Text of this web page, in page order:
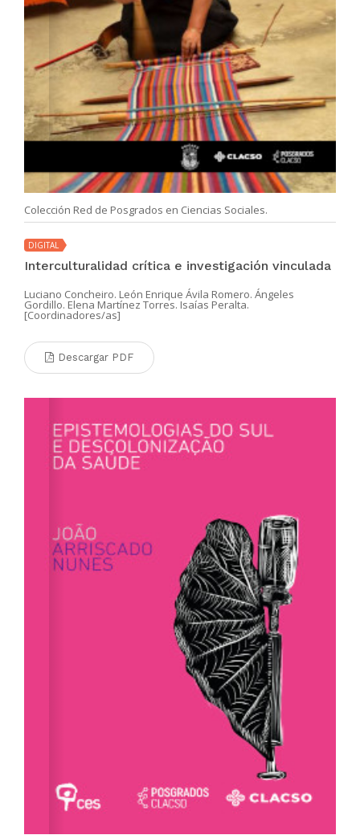
Colección Red de Posgrados en Ciencias Sociales.
DIGITAL
Interculturalidad crítica e investigación vinculada
Luciano Concheiro. León Enrique Ávila Romero. Ángeles
Gordillo. Elena Martínez Torres. Isaías Peralta.
[Coordinadores/as]
Descargar PDF